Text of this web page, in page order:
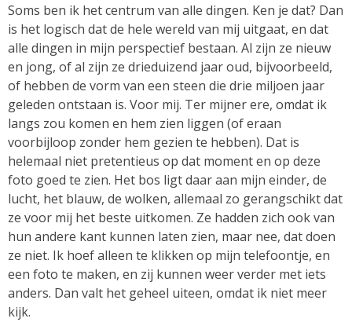
Soms ben ik het centrum van alle dingen. Ken je dat? Dan
is het logisch dat de hele wereld van mij uitgaat, en dat
alle dingen in mijn perspectief bestaan. Al zijn ze nieuw
en jong, of al zijn ze drieduizend jaar oud, bijvoorbeeld,
of hebben de vorm van een steen die drie miljoen jaar
geleden ontstaan is. Voor mij. Ter mijner ere, omdat ik
langs zou komen en hem zien liggen (of eraan
voorbijloop zonder hem gezien te hebben). Dat is
helemaal niet pretentieus op dat moment en op deze
foto goed te zien. Het bos ligt daar aan mijn einder, de
lucht, het blauw, de wolken, allemaal zo gerangschikt dat
ze voor mij het beste uitkomen. Ze hadden zich ook van
hun andere kant kunnen laten zien, maar nee, dat doen
ze niet. Ik hoef alleen te klikken op mijn telefoontje, en
een foto te maken, en zij kunnen weer verder met iets
anders. Dan valt het geheel uiteen, omdat ik niet meer
kijk.